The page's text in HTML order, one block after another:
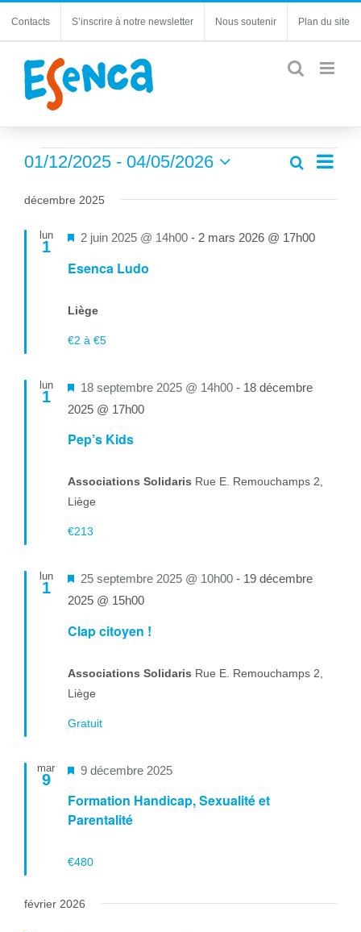
Contacts S’inscrire à notre newsletter Nous soutenir Plan du site
Évènements
de
Recherche
vues
Liste
01/12/2025 - 04/05/2026
une
décembre 2025
lun
1
Esenca Ludo
Mis
2 juin 2025 @ 14h00 - 2 mars 2026 @ 17h00
Liège
€2 à €5
lun
1
Pep’s Kids
Mis
en
18 septembre 2025 @ 14h00 - 18 décembre
2025 @ 17h00
Associations Solidaris Rue E. Remouchamps 2,
Liège
€213
lun
1
Clap citoyen !
Mis
en
25 septembre 2025 @ 10h00 - 19 décembre
2025 @ 15h00
Associations Solidaris Rue E. Remouchamps 2,
Liège
Gratuit
mar
9
Formation Handicap, Sexualité et
Parentalité
Mis
avant
9 décembre 2025
€480
février 2026